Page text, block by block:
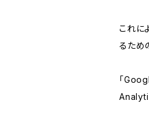
これに
るため
「